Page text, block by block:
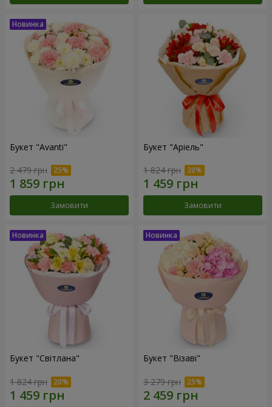
Букет "Avanti"
2 479 грн
Замовити
Букет "Аріель"
1 824 грн
Замовити
Букет "Світлана"
1 824 грн
Букет "Візаві"
3 279 грн